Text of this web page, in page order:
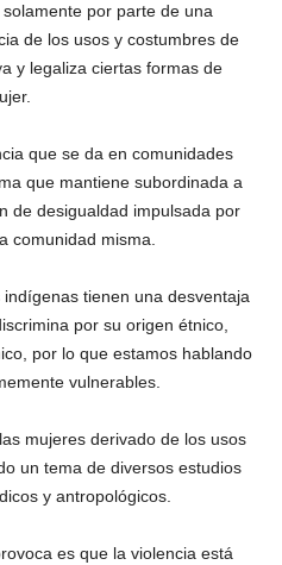
por parte de una
de los usos y costumbres de
y legaliza ciertas formas de
que se da en comunidades
que mantiene subordinada a
de desigualdad impulsada por
comunidad misma.
tienen una desventaja
por su origen étnico,
por lo que estamos hablando
vulnerables.
mujeres derivado de los usos
un tema de diversos estudios
y antropológicos.
es que la violencia está